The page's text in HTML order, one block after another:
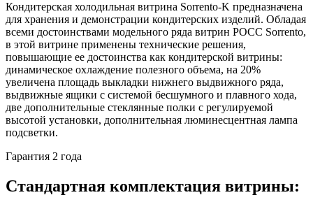
Кондитерская холодильная витрина Sorrento-K предназначена
для хранения и демонстрации кондитерских изделий. Обладая
всеми достоинствами модельного ряда витрин РОСС Sorrento,
в этой витрине применены технические решения,
повышающие ее достоинства как кондитерской витрины:
динамическое охлаждение полезного объема, на 20%
увеличена площадь выкладки нижнего выдвижного ряда,
выдвижные ящики с системой бесшумного и плавного хода,
две дополнительные стеклянные полки с регулируемой
высотой установки, дополнительная люминесцентная лампа
подсветки.
Гарантия 2 года
Стандартная комплектация витрины: